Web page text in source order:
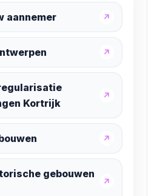
aannemer ↗
↗
Kortrijk
↗
↗
gebouwen
↗